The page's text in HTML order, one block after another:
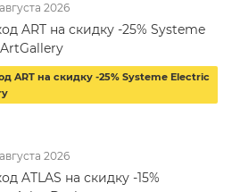
2026
ART на скидку -25% Systeme
ART на скидку -25% Systeme Electric
2026
ATLAS на скидку -15%